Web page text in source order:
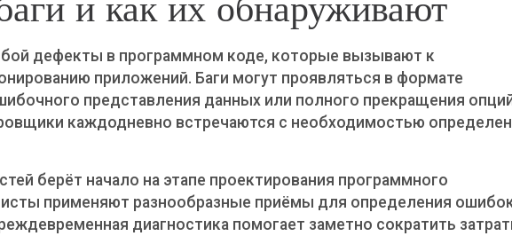
дефекты в программном коде, которые вызывают к
приложений. Баги могут проявляться в формате
представления данных или полного прекращения
каждодневно встречаются с необходимостью
берёт начало на этапе проектирования программного
применяют разнообразные приёмы для определения
диагностика помогает заметно сократить